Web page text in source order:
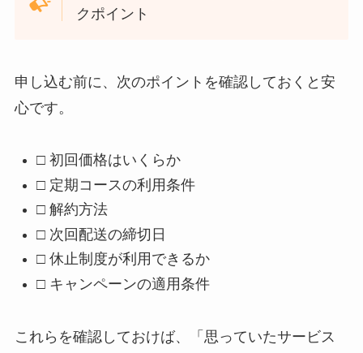
クポイント
申し込む前に、次のポイントを確認しておくと安
心です。
□ 初回価格はいくらか
□ 定期コースの利用条件
□ 解約方法
□ 次回配送の締切日
□ 休止制度が利用できるか
□ キャンペーンの適用条件
これらを確認しておけば、「思っていたサービス